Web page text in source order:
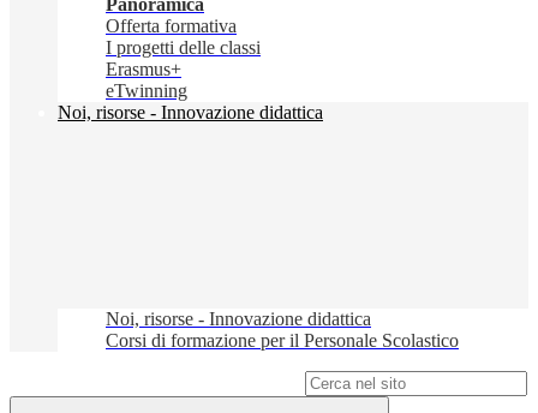
Panoramica
Offerta formativa
I progetti delle classi
Erasmus+
eTwinning
Noi, risorse - Innovazione didattica
Noi, risorse - Innovazione didattica
Corsi di formazione per il Personale Scolastico